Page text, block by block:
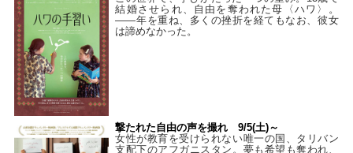
結婚させられ、自由を奪われた母〈ハワ〉。
——年を重ね、多くの挫折を経てもなお、彼女
は諦めなかった。
撃たれた自由の声を撮れ 9/5(土)～
女性が教育を受けられない唯一の国、タリバン
支配下のアフガニスタン。夢も希望も奪われ、